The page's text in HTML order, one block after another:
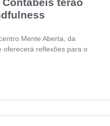
Mente Aberta, da
oferecerá reflexões para o